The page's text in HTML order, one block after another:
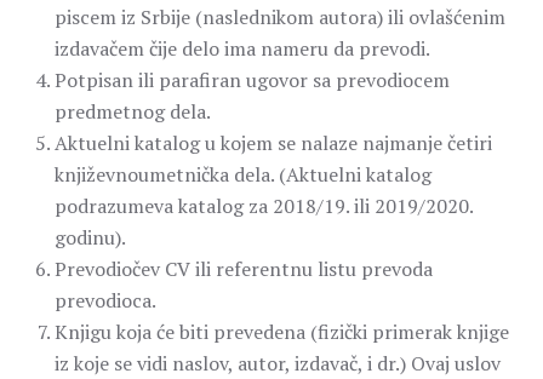
piscem iz Srbije (naslednikom autora) ili ovlašćenim
izdavačem čije delo ima nameru da prevodi.
Potpisan ili parafiran ugovor sa prevodiocem
predmetnog dela.
Aktuelni katalog u kojem se nalaze najmanje četiri
književnoumetnička dela. (Aktuelni katalog
podrazumeva katalog za 2018/19. ili 2019/2020.
godinu).
Prevodiočev CV ili referentnu listu prevoda
prevodioca.
Knjigu koja će biti prevedena (fizički primerak knjige
iz koje se vidi naslov, autor, izdavač, i dr.) Ovaj uslov